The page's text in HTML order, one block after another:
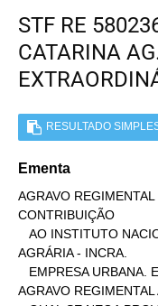
STF RE
CATARINA
RESULTADO
Ementa
AGRAVO
CONTRIBUIÇÃO
AGRÁRIA - INCRA.
AGRAVO REGIMENTAL